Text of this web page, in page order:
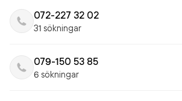
072-227 32 02
31 sökningar
079-150 53 85
6 sökningar